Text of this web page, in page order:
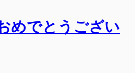
めでとうござい